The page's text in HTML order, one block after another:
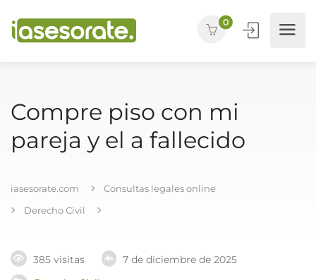
0
Compre piso con mi
pareja y el a fallecido
iasesorate.com
Consultas legales online
Derecho Civil
385 visitas
7 de diciembre de 2025